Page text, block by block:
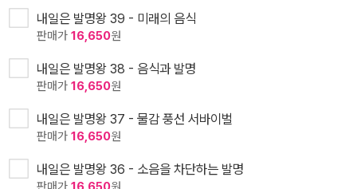
내일은 발명왕 39 - 미래의 음식
판매가 16,650원
내일은 발명왕 38 - 음식과 발명
판매가 16,650원
내일은 발명왕 37 - 물감 풍선 서바이벌
판매가 16,650원
내일은 발명왕 36 - 소음을 차단하는 발명